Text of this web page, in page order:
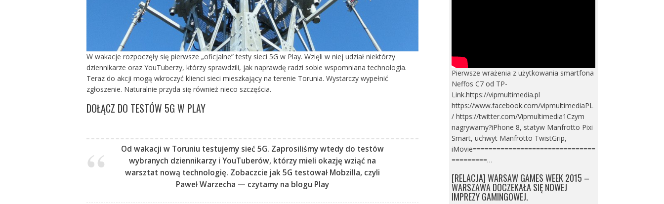
W wakacje rozpoczęły się pierwsze „oficjalne” testy sieci 5G w Play. Wzięli w niej udział niektórzy
dziennikarze oraz YouTuberzy, którzy sprawdzili, jak naprawdę radzi sobie wspomniana technologia.
Teraz do akcji mogą wkroczyć klienci sieci mieszkający na terenie Torunia. Wystarczy wypełnić
zgłoszenie. Naturalnie przyda się również nieco szczęścia.
DOŁĄCZ DO TESTÓW 5G W PLAY
Od wakacji w Toruniu testujemy sieć 5G. Zaprosiliśmy wtedy do testów
wybranych dziennikarzy i YouTuberów, którzy mieli okazję wziąć na
warsztat nową technologię. Zobaczcie jak 5G testował Mobzilla, czyli
Paweł Warzecha — czytamy na blogu Play
Pierwsze wrażenia z użytkowania smartfona
Neffos C7 od TP-
Link.https://vipmultimedia.pl
https://www.facebook.com/vipmultimediaPL
/ https://twitter.com/Vipmultimedia1Czym
nagrywamy?iPhone 8, statyw Manfrotto Pixi
Smart, uchwyt Manfrotto TwistGrip,
iMovie===============================
=========…
[RELACJA] WARSAW GAMES WEEK 2015 –
WARSZAWA DOCZEKAŁA SIĘ NOWEJ
IMPREZY GAMINGOWEJ.